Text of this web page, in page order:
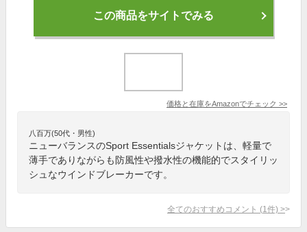
この商品をサイトでみる
価格と在庫をAmazonでチェック >>
八百万(50代・男性)
ニューバランスのSport Essentialsジャケットは、軽量で
薄手でありながらも防風性や撥水性の機能的でスタイリッ
シュなウインドブレーカーです。
全てのおすすめコメント (1 件) >